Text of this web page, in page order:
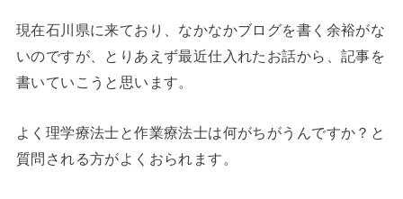
現在石川県に来ており、なかなかブログを書く余裕がな
いのですが、とりあえず最近仕入れたお話から、記事を
書いていこうと思います。
よく理学療法士と作業療法士は何がちがうんですか？と
質問される方がよくおられます。